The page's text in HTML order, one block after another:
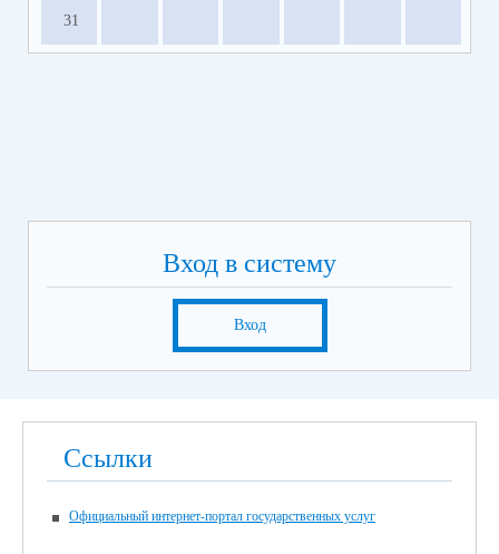
31
Вход в систему
Вход
Ссылки
Официальный интернет-портал государственных услуг